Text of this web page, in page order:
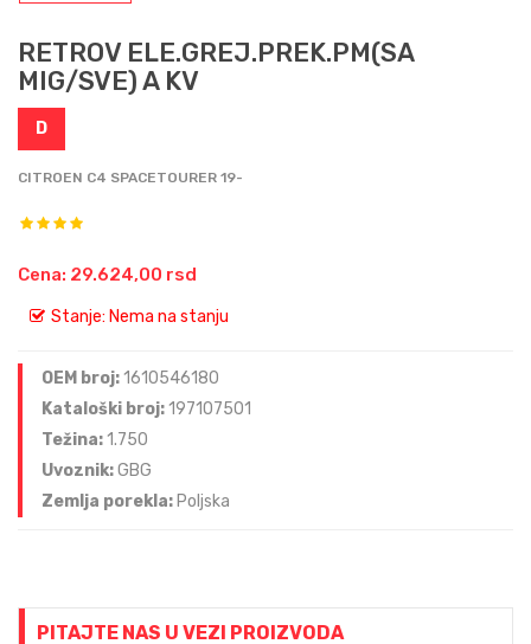
RETROV ELE.GREJ.PREK.PM(SA
MIG/SVE) A KV
D
CITROEN C4 SPACETOURER 19-
Cena: 29.624,00 rsd
Stanje: Nema na stanju
OEM broj:1610546180
Kataloški broj:197107501
Težina:1.750
Uvoznik:GBG
Zemlja porekla: Poljska
PITAJTE NAS U VEZI PROIZVODA